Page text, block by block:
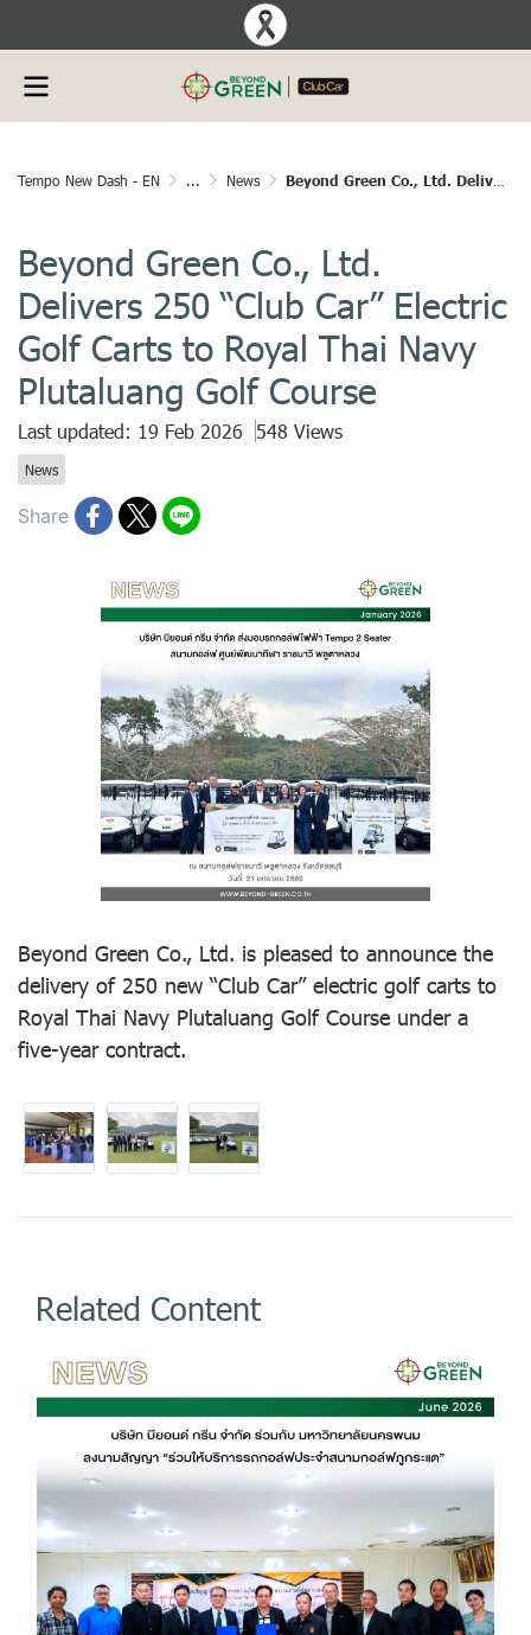
Tempo New Dash - EN ... News Beyond Green Co., Ltd. Delivers 250 “Club Car” Electric Golf Carts to Royal Thai Navy Plutaluang Golf Course
Beyond Green Co., Ltd.
Delivers 250 “Club Car” Electric
Golf Carts to Royal Thai Navy
Plutaluang Golf Course
Last updated: 19 Feb 2026 548 Views
News
Share
Beyond Green Co., Ltd. is pleased to announce the
delivery of 250 new “Club Car” electric golf carts to
Royal Thai Navy Plutaluang Golf Course under a
five-year contract.
Related Content